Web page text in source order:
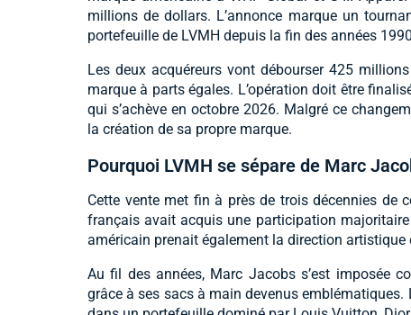
millions de dollars. L’annonce marque un
portefeuille de LVMH depuis la fin des années
Les deux acquéreurs vont débourser 425
marque à parts égales. L’opération doit être
qui s’achève en octobre 2026. Malgré ce
la création de sa propre marque.
Pourquoi LVMH se sépare de Marc
Cette vente met fin à près de trois décennies de
français avait acquis une participation
américain prenait également la direction artistique
Au fil des années, Marc Jacobs s’est imposée
grâce à ses sacs à main devenus